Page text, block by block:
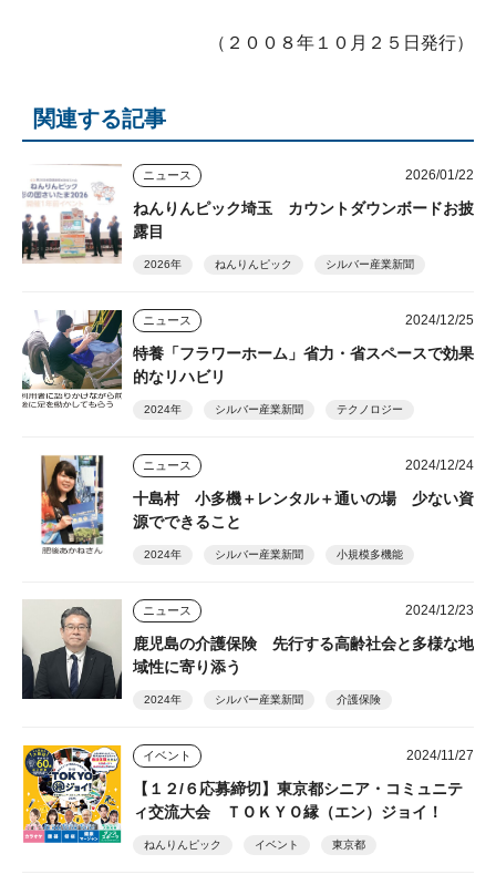
（２００８年１０月２５日発行）
関連する記事
ニュース 2026/01/22
ねんりんピック埼玉 カウントダウンボードお披
露目
2026年 ねんりんピック シルバー産業新聞
ニュース 2024/12/25
特養「フラワーホーム」省力・省スペースで効果
的なリハビリ
2024年 シルバー産業新聞 テクノロジー
ニュース 2024/12/24
十島村 小多機＋レンタル＋通いの場 少ない資
源でできること
2024年 シルバー産業新聞 小規模多機能
ニュース 2024/12/23
鹿児島の介護保険 先行する高齢社会と多様な地
域性に寄り添う
2024年 シルバー産業新聞 介護保険
イベント 2024/11/27
【１２/６応募締切】東京都シニア・コミュニテ
ィ交流大会 ＴＯＫＹＯ縁（エン）ジョイ！
ねんりんピック イベント 東京都